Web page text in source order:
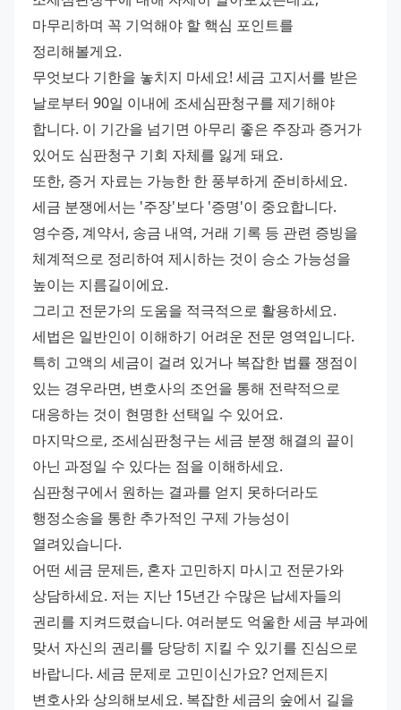
마무리하며 꼭 기억해야 할 핵심 포인트를
정리해볼게요.
무엇보다 기한을 놓치지 마세요! 세금 고지서를 받은
날로부터 90일 이내에 조세심판청구를 제기해야
합니다. 이 기간을 넘기면 아무리 좋은 주장과 증거가
있어도 심판청구 기회 자체를 잃게 돼요.
또한, 증거 자료는 가능한 한 풍부하게 준비하세요.
세금 분쟁에서는 '주장'보다 '증명'이 중요합니다.
영수증, 계약서, 송금 내역, 거래 기록 등 관련 증빙을
체계적으로 정리하여 제시하는 것이 승소 가능성을
높이는 지름길이에요.
그리고 전문가의 도움을 적극적으로 활용하세요.
세법은 일반인이 이해하기 어려운 전문 영역입니다.
특히 고액의 세금이 걸려 있거나 복잡한 법률 쟁점이
있는 경우라면, 변호사의 조언을 통해 전략적으로
대응하는 것이 현명한 선택일 수 있어요.
마지막으로, 조세심판청구는 세금 분쟁 해결의 끝이
아닌 과정일 수 있다는 점을 이해하세요.
심판청구에서 원하는 결과를 얻지 못하더라도
행정소송을 통한 추가적인 구제 가능성이
열려있습니다.
어떤 세금 문제든, 혼자 고민하지 마시고 전문가와
상담하세요. 저는 지난 15년간 수많은 납세자들의
권리를 지켜드렸습니다. 여러분도 억울한 세금 부과에
맞서 자신의 권리를 당당히 지킬 수 있기를 진심으로
바랍니다. 세금 문제로 고민이신가요? 언제든지
변호사와 상의해보세요. 복잡한 세금의 숲에서 길을